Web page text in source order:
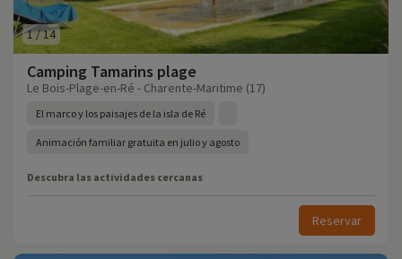
1/14
Camping Tamarins plage
Le Bois-Plage-en-Ré - Charente-Maritime (17)
El marco y los paisajes de la isla de Ré
Animación familiar gratuita en julio y agosto
Descubra las actividades cercanas
Reservar